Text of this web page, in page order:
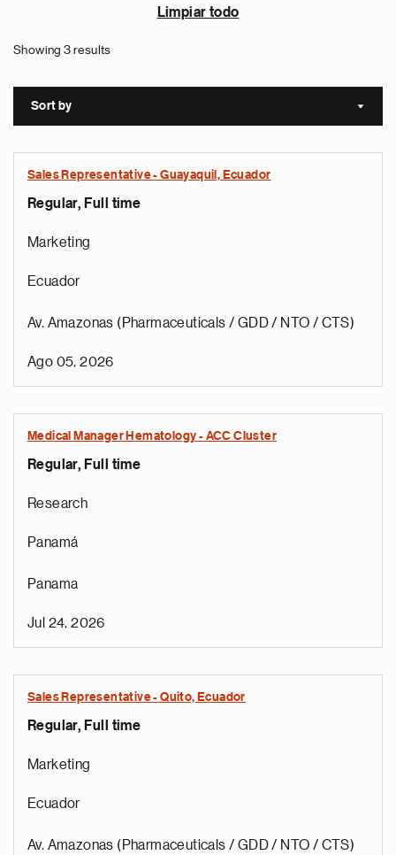
Limpiar todo
Showing 3 results
Sort by Sort
Sales Representative - Guayaquil, Ecuador
Regular, Full time
Marketing
Ecuador
Av. Amazonas (Pharmaceuticals / GDD / NTO / CTS)
Ago 05, 2026
Medical Manager Hematology - ACC Cluster
Regular, Full time
Research
Panamá
Panama
Jul 24, 2026
Sales Representative - Quito, Ecuador
Regular, Full time
Marketing
Ecuador
Av. Amazonas (Pharmaceuticals / GDD / NTO / CTS)